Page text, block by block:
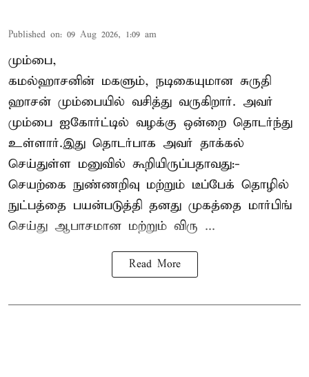
Published on: 09 Aug 2026, 1:09 am
மும்பை,
கமல்ஹாசனின் மகளும், நடிகையுமான சுருதி
ஹாசன் மும்பையில் வசித்து வருகிறார். அவர்
மும்பை ஐகோர்ட்டில் வழக்கு ஒன்றை தொடர்ந்து
உள்ளார்.இது தொடர்பாக அவர் தாக்கல்
செய்துள்ள மனுவில் கூறியிருப்பதாவது:-
செயற்கை நுண்ணறிவு மற்றும் டீப்பேக் தொழில்
நுட்பத்தை பயன்படுத்தி தனது முகத்தை மார்பிங்
செய்து ஆபாசமான மற்றும் விரு ...
Read More